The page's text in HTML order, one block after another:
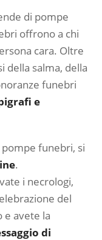
di pompe
offrono a chi
cara. Oltre
della salma, della
funebri
e
funebri, si
.
i necrologi,
del
e avete la
di